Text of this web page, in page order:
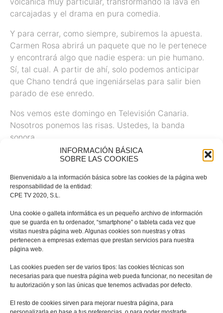
INFORMACIÓN BÁSICA
SOBRE LAS COOKIES
Bienvenida/o a la información básica sobre las cookies de la página web
responsabilidad de la entidad:
CPE TV 2020, S.L.
Una cookie o galleta informática es un pequeño archivo de información
que se guarda en tu ordenador, “smartphone” o tableta cada vez que
visitas nuestra página web. Algunas cookies son nuestras y otras
pertenecen a empresas externas que prestan servicios para nuestra
página web.
Las cookies pueden ser de varios tipos: las cookies técnicas son
necesarias para que nuestra página web pueda funcionar, no necesitan de
tu autorización y son las únicas que tenemos activadas por defecto.
El resto de cookies sirven para mejorar nuestra página, para
carcajadas y el drama en pura comedia.
Y para cerrar, como siempre, subiremos la apuesta.
Carmen Rosa abrirá un paquete que no le pertenece
y encontrará algo que nadie espera: un pie humano.
Sí, tal cual. A partir de ahí, solo podemos anticipar
que Chano tendrá que ingeniárselas para salir bien
parado de ese enredo.
Nos vemos este domingo en Televisión Canaria.
Nosotros ponemos las risas. Ustedes, la banda
sonora.
Categorías